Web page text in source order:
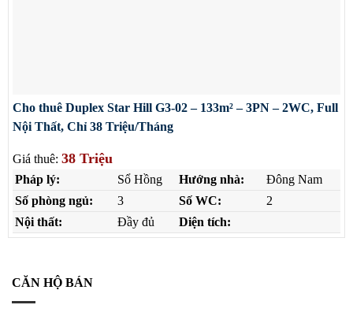
Cho thuê Duplex Star Hill G3-02 – 133m² – 3PN – 2WC, Full
Nội Thất, Chỉ 38 Triệu/Tháng
Giá thuê: 38 Triệu
Pháp lý: Sổ Hồng Hướng nhà:
Đông Nam
Số phòng ngủ:
3 Số WC:
2
Nội thất:
Đầy đủ Diện tích:
CĂN HỘ BÁN